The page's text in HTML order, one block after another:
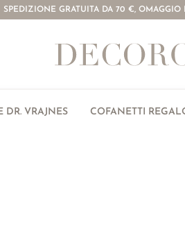
SPEDIZIONE GRATUITA DA 70 €, OMAGGIO
DR. VRAJNES COFANETTI